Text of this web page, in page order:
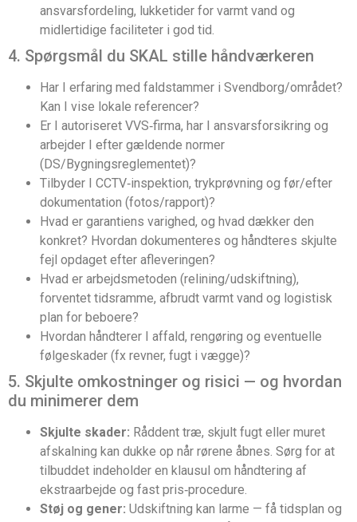
ansvarsfordeling, lukketider for varmt vand og
midlertidige faciliteter i god tid.
4. Spørgsmål du SKAL stille håndværkeren
Har I erfaring med faldstammer i Svendborg/området?
Kan I vise lokale referencer?
Er I autoriseret VVS‑firma, har I ansvarsforsikring og
arbejder I efter gældende normer
(DS/Bygningsreglementet)?
Tilbyder I CCTV‑inspektion, trykprøvning og før/efter
dokumentation (fotos/rapport)?
Hvad er garantiens varighed, og hvad dækker den
konkret? Hvordan dokumenteres og håndteres skjulte
fejl opdaget efter afleveringen?
Hvad er arbejdsmetoden (relining/udskiftning),
forventet tidsramme, afbrudt varmt vand og logistisk
plan for beboere?
Hvordan håndterer I affald, rengøring og eventuelle
følgeskader (fx revner, fugt i vægge)?
5. Skjulte omkostninger og risici — og hvordan
du minimerer dem
Skjulte skader: Råddent træ, skjult fugt eller muret
afskalning kan dukke op når rørene åbnes. Sørg for at
tilbuddet indeholder en klausul om håndtering af
ekstraarbejde og fast pris‑procedure.
Støj og gener: Udskiftning kan larme — få tidsplan og